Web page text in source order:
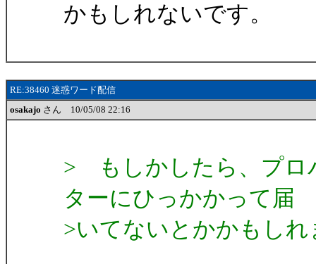
かもしれないです。
RE:38460 迷惑ワード配信
osakajo さん 10/05/08 22:16
> もしかしたら、プロ
ターにひっかかって届
>いてないとかかもしれ